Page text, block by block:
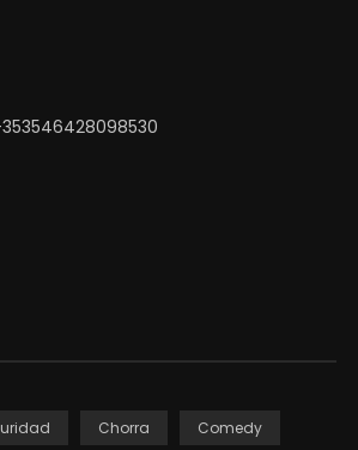
Chorra Comedy